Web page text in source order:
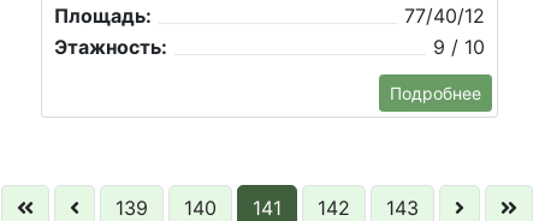
Площадь:
77/40/12
Этажность:
9 / 10
Подробнее
139 140 141 142 143